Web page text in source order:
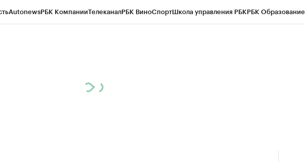
AutonewsРБК КомпанииТелеканалРБК ВиноСпортШкола управления РБКРБК Образование